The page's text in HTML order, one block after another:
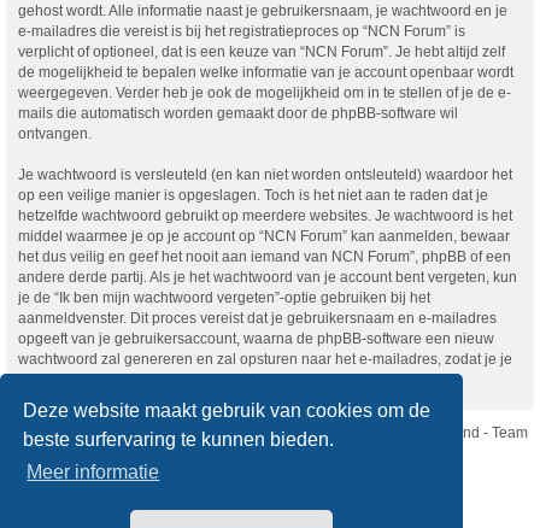
Deze website maakt gebruik van cookies om de
beste surfervaring te kunnen bieden.
Meer informatie
gehost wordt. Alle informatie naast je gebruikersnaam, je wachtwoord en je
e-mailadres die vereist is bij het registratieproces op “NCN Forum” is
verplicht of optioneel, dat is een keuze van “NCN Forum”. Je hebt altijd zelf
de mogelijkheid te bepalen welke informatie van je account openbaar wordt
weergegeven. Verder heb je ook de mogelijkheid om in te stellen of je de e-
mails die automatisch worden gemaakt door de phpBB-software wil
ontvangen.
Je wachtwoord is versleuteld (en kan niet worden ontsleuteld) waardoor het
op een veilige manier is opgeslagen. Toch is het niet aan te raden dat je
hetzelfde wachtwoord gebruikt op meerdere websites. Je wachtwoord is het
middel waarmee je op je account op “NCN Forum” kan aanmelden, bewaar
het dus veilig en geef het nooit aan iemand van NCN Forum”, phpBB of een
andere derde partij. Als je het wachtwoord van je account bent vergeten, kun
je de “Ik ben mijn wachtwoord vergeten”-optie gebruiken bij het
aanmeldvenster. Dit proces vereist dat je gebruikersnaam en e-mailadres
opgeeft van je gebruikersaccount, waarna de phpBB-software een nieuw
wachtwoord zal genereren en zal opsturen naar het e-mailadres, zodat je je
opnieuw kunt aanmelden.
Nikon Club Nederland - Team
Forum
Copyright © Nikon Club Nederland 2023